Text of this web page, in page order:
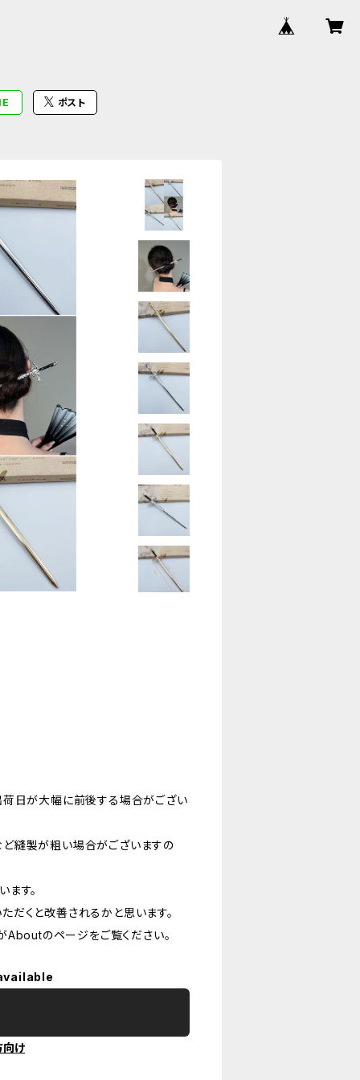
ポスト
荷日が大幅に前後する場合がござい
縫製が粗い場合がございますの
す。
くと改善されるかと思います。
のページをご覧ください。
向け